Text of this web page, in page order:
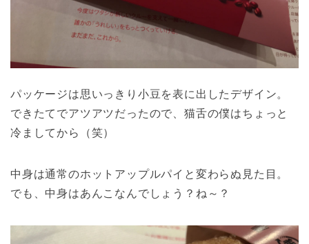
パッケージは思いっきり小豆を表に出したデザイン。
できたてでアツアツだったので、猫舌の僕はちょっと
冷ましてから（笑）
中身は通常のホットアップルパイと変わらぬ見た目。
でも、中身はあんこなんでしょう？ね～？